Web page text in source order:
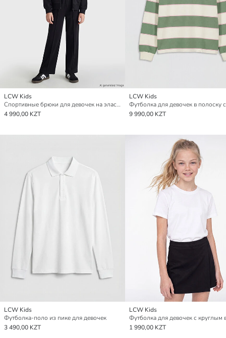
LCW Kids
Спортивные брюки для девочек на эластичном поясе
4 990,00 KZT
LCW Kids
9 990,00 KZT
LCW Kids
Футболка-поло из пике для девочек
3 490,00 KZT
LCW Kids
1 990,00 KZT